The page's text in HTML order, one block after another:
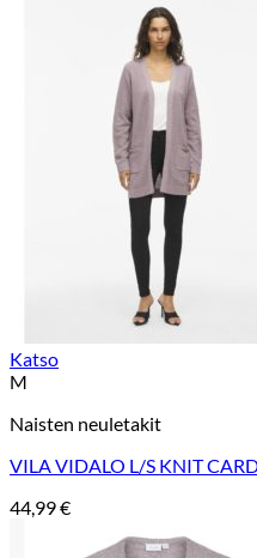
Katso
M
Naisten neuletakit
VILA VIDALO L/S KNIT
44,99€